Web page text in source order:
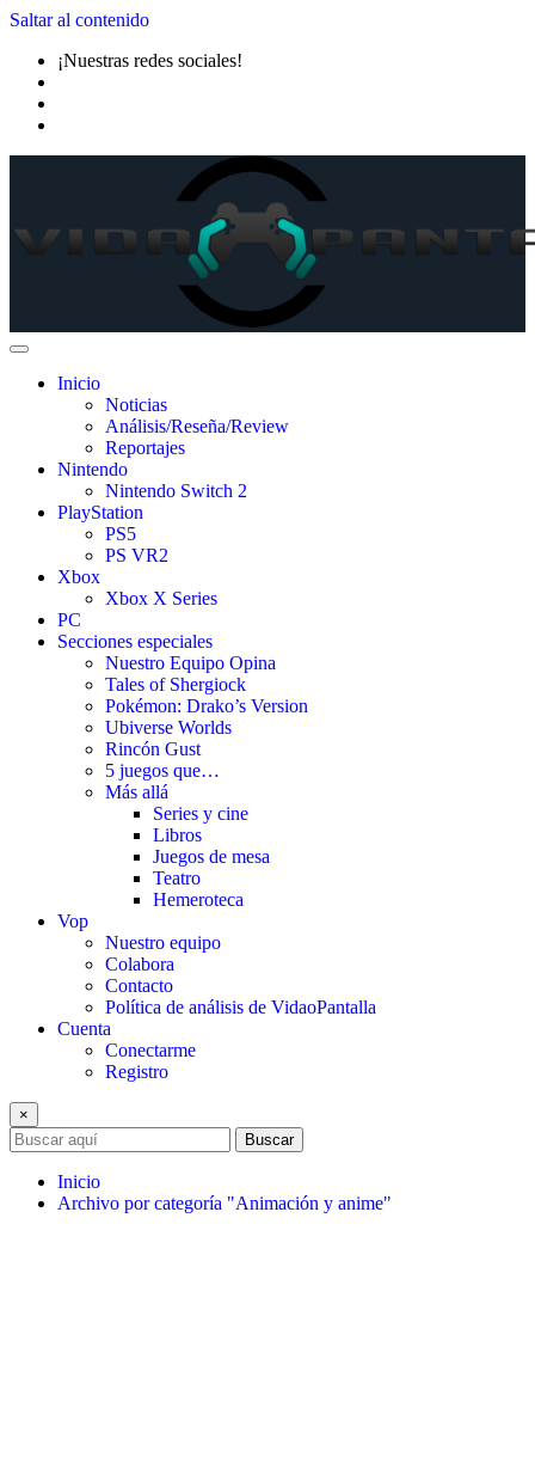
Saltar al contenido
¡Nuestras redes sociales!
Inicio
Noticias
Análisis/Reseña/Review
Reportajes
Nintendo
Nintendo Switch 2
PlayStation
PS5
PS VR2
Xbox
Xbox X Series
PC
Secciones especiales
Nuestro Equipo Opina
Tales of Shergiock
Pokémon: Drako’s Version
Ubiverse Worlds
Rincón Gust
5 juegos que…
Más allá
Series y cine
Libros
Juegos de mesa
Teatro
Hemeroteca
Vop
Nuestro equipo
Colabora
Contacto
Política de análisis de VidaoPantalla
Cuenta
Conectarme
Registro
×
Buscar
Inicio
Archivo por categoría "Animación y anime"